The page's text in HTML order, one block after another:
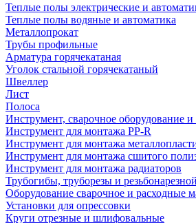
Теплые полы электрические и
Теплые полы водяные и автоматика
Металлопрокат
Трубы профильные
Арматура горячекатаная
Уголок стальной горячекатаный
Швеллер
Лист
Полоса
Инструмент, сварочное оборудование
Инструмент для монтажа PP-R
Инструмент для монтажа
Инструмент для монтажа сшитого
Инструмент для монтажа радиаторов
Трубогибы, труборезы и
Оборудование сварочное и расходные
Установки для опрессовки
Круги отрезные и шлифовальные